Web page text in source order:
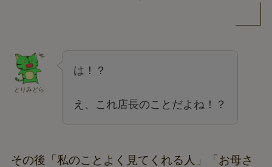
とりみどら
は！？
え、これ店長のことだよね！？
その後「私のことよく見てくれる人」「お母さ